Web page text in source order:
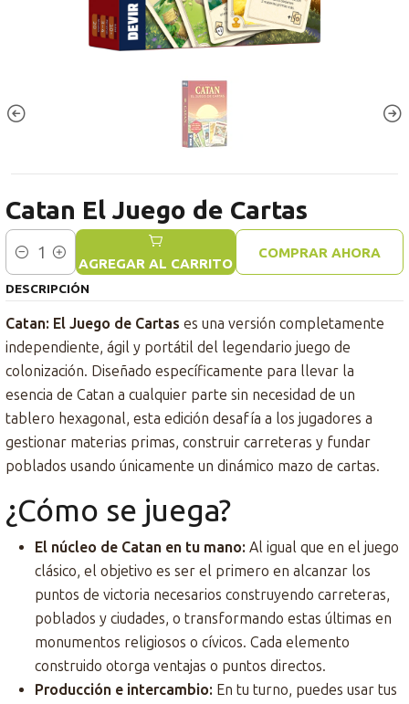
Catan El Juego de Cartas
Cantidad AGREGAR AL CARRITO
COMPRAR AHORA
DESCRIPCIÓN
Catan: El Juego de Cartas es una versión completamente
independiente, ágil y portátil del legendario juego de
colonización. Diseñado específicamente para llevar la
esencia de Catan a cualquier parte sin necesidad de un
tablero hexagonal, esta edición desafía a los jugadores a
gestionar materias primas, construir carreteras y fundar
poblados usando únicamente un dinámico mazo de cartas.
¿Cómo se juega?
El núcleo de Catan en tu mano: Al igual que en el juego
clásico, el objetivo es ser el primero en alcanzar los
puntos de victoria necesarios construyendo carreteras,
poblados y ciudades, o transformando estas últimas en
monumentos religiosos o cívicos. Cada elemento
construido otorga ventajas o puntos directos.
Producción e intercambio: En tu turno, puedes usar tus